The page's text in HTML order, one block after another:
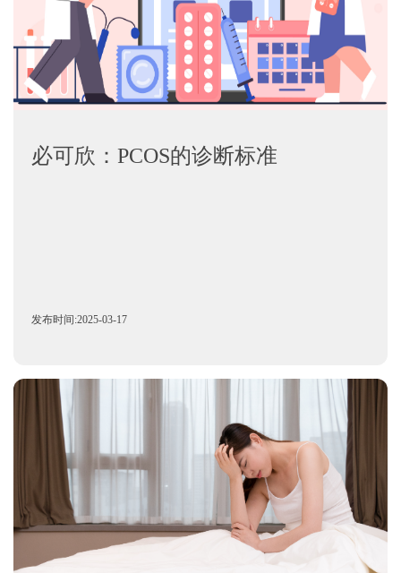
必可欣：PCOS的诊断标准
发布时间:2025-03-17